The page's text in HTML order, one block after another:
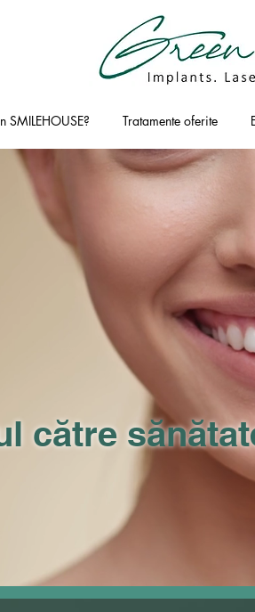
SMILEHOUSE? Tratamente oferite
către